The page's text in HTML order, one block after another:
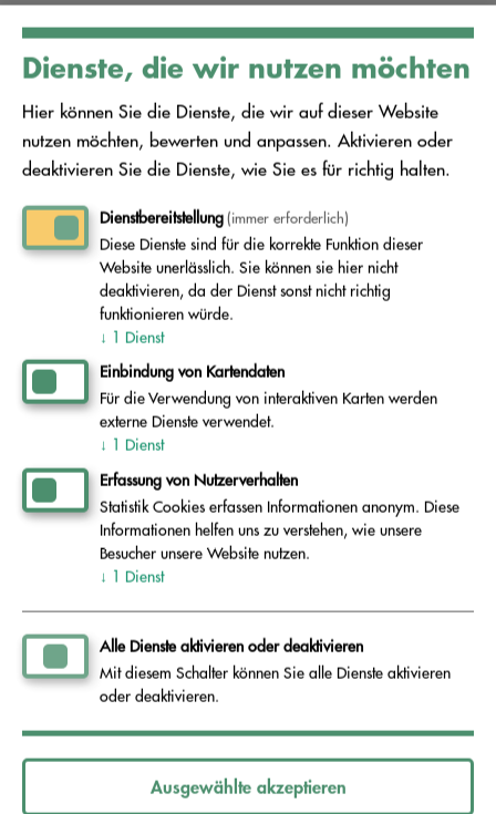
Unter bestimmten Voraussetzungen sind
Ausnahmen von den Getrennthaltepflichten
zulässig. Eine gemischte Erfassung von Papier,
Glas, Kunststoff und Metallen ist möglich, wenn
diese in einer Vorbehandlungsanlage in
weitgehend gleicher Menge und stofflicher
Reinheit wieder aussortiert werden.
Gemischt gesammelte gewerbliche
Siedlungsabfälle, müssen eine bestimmte
Zusammensetzung haben. In diesem Gemisch
enthalten sein dürfen Papier und Pappe, Glas,
Kunststoffe, Metalle, Bekleidung, Textilien und
Holz sowie weitere im Anhang der Verordnung
aufgeführte Abfälle. Nicht zugelassen sind
insbesondere gefährliche Abfälle und Abfälle mit
hohem Flüssigkeitsgehalt.
4. Energetische Verwertung
Gewerbliche Siedlungsabfälle können gemischt
einer energetischen Verwertung ohne vorherige
Vorbehandlung zugeführt werden, wenn diese
Gemische keine Metalle, mineralische Abfälle
Dienste, die wir nutzen möchten
Hier können Sie die Dienste, die wir auf dieser Website
nutzen möchten, bewerten und anpassen. Aktivieren oder
deaktivieren Sie die Dienste, wie Sie es für richtig halten.
Dienstbereitstellung(immer erforderlich)
Diese Dienste sind für die korrekte Funktion dieser
Website unerlässlich. Sie können sie hier nicht
deaktivieren, da der Dienst sonst nicht richtig
funktionieren würde.
↓ 1 Dienst
Einbindung von Kartendaten
Für die Verwendung von interaktiven Karten werden
externe Dienste verwendet.
↓ 1 Dienst
Erfassung von Nutzerverhalten
Statistik Cookies erfassen Informationen anonym. Diese
Informationen helfen uns zu verstehen, wie unsere
Besucher unsere Website nutzen.
↓ 1 Dienst
Alle Dienste aktivieren oder deaktivieren
Mit diesem Schalter können Sie alle Dienste aktivieren
oder deaktivieren.
Ausgewählte akzeptieren